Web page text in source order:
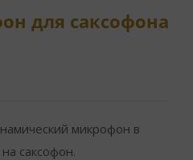
для саксофона
микрофон в
саксофон.